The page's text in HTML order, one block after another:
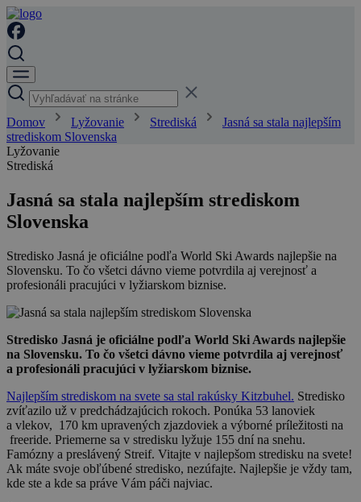
Domov Lyžovanie Strediská
Jasná sa stala najlepším
strediskom Slovenska
Lyžovanie
Strediská
Jasná sa stala najlepším strediskom
Slovenska
Stredisko Jasná je oficiálne podľa World Ski Awards najlepšie na
Slovensku. To čo všetci dávno vieme potvrdila aj verejnosť a
profesionáli pracujúci v lyžiarskom biznise.
Stredisko Jasná je oficiálne podľa World Ski Awards najlepšie
na Slovensku. To čo všetci dávno vieme potvrdila aj verejnosť
a profesionáli pracujúci v lyžiarskom biznise.
Najlepším strediskom na svete sa stal rakúsky Kitzbuhel. Stredisko
zvíťazilo už v predchádzajúcich rokoch. Ponúka 53 lanoviek
a vlekov, 170 km upravených zjazdoviek a výborné príležitosti na
freeride. Priemerne sa v stredisku lyžuje 155 dní na snehu.
Famózny a preslávený Streif. Vitajte v najlepšom stredisku na svete!
Ak máte svoje obľúbené stredisko, nezúfajte. Najlepšie je vždy tam,
kde ste a kde sa práve Vám páči najviac.